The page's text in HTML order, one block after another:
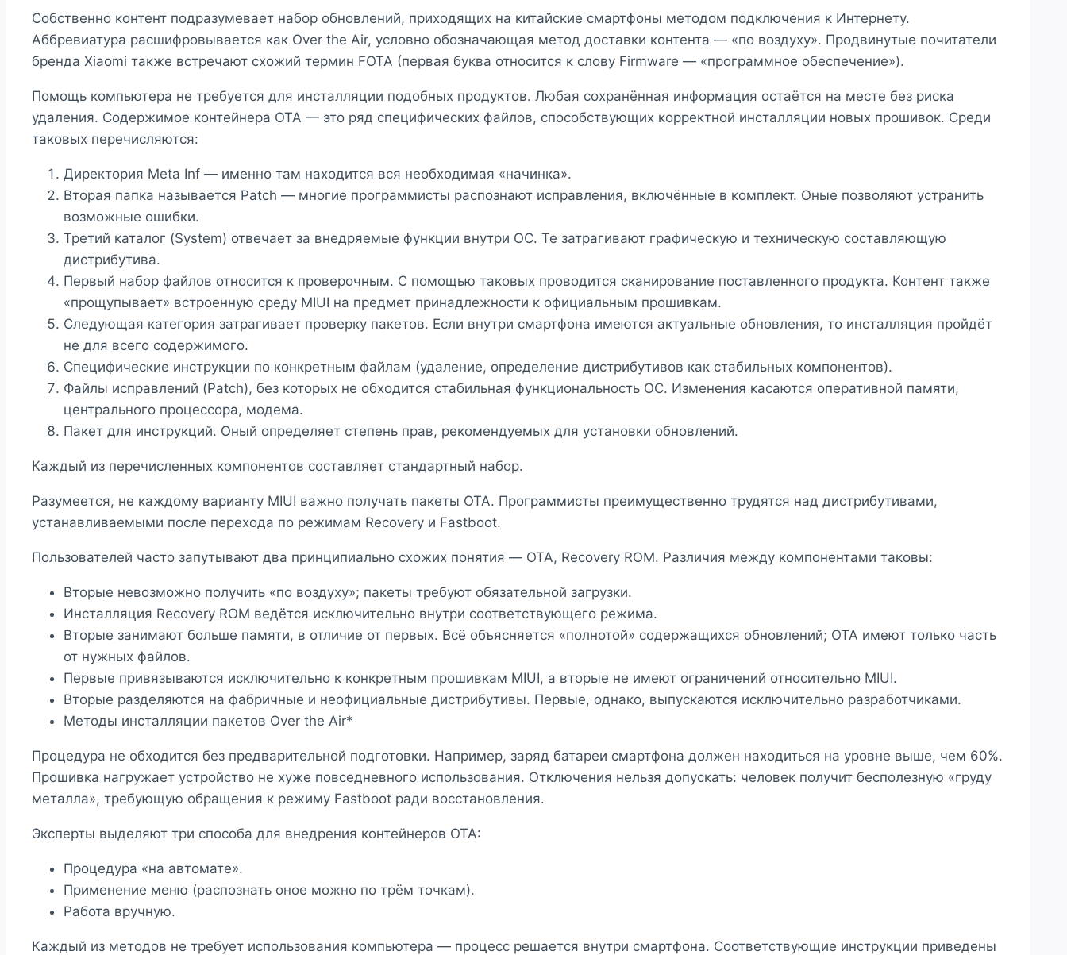
Собственно контент подразумевает набор обновлений, приходящих на китайские смартфоны методом подключения к Интернету.
Аббревиатура расшифровывается как Over the Air, условно обозначающая метод доставки контента — «по воздуху». Продвинутые почитатели
бренда Xiaomi также встречают схожий термин FOTA (первая буква относится к слову Firmware — «программное обеспечение»).
Помощь компьютера не требуется для инсталляции подобных продуктов. Любая сохранённая информация остаётся на месте без риска
удаления. Содержимое контейнера OTA — это ряд специфических файлов, способствующих корректной инсталляции новых прошивок. Среди
таковых перечисляются:
Директория Meta Inf — именно там находится вся необходимая «начинка».
Вторая папка называется Patch — многие программисты распознают исправления, включённые в комплект. Оные позволяют устранить
возможные ошибки.
Третий каталог (System) отвечает за внедряемые функции внутри ОС. Те затрагивают графическую и техническую составляющую
дистрибутива.
Первый набор файлов относится к проверочным. С помощью таковых проводится сканирование поставленного продукта. Контент также
«прощупывает» встроенную среду MIUI на предмет принадлежности к официальным прошивкам.
Следующая категория затрагивает проверку пакетов. Если внутри смартфона имеются актуальные обновления, то инсталляция пройдёт
не для всего содержимого.
Специфические инструкции по конкретным файлам (удаление, определение дистрибутивов как стабильных компонентов).
Файлы исправлений (Patch), без которых не обходится стабильная функциональность ОС. Изменения касаются оперативной памяти,
центрального процессора, модема.
Пакет для инструкций. Оный определяет степень прав, рекомендуемых для установки обновлений.
Каждый из перечисленных компонентов составляет стандартный набор.
Разумеется, не каждому варианту MIUI важно получать пакеты OTA. Программисты преимущественно трудятся над дистрибутивами,
устанавливаемыми после перехода по режимам Recovery и Fastboot.
Пользователей часто запутывают два принципиально схожих понятия — OTA, Recovery ROM. Различия между компонентами таковы:
Вторые невозможно получить «по воздуху»; пакеты требуют обязательной загрузки.
Инсталляция Recovery ROM ведётся исключительно внутри соответствующего режима.
Вторые занимают больше памяти, в отличие от первых. Всё объясняется «полнотой» содержащихся обновлений; OTA имеют только часть
от нужных файлов.
Первые привязываются исключительно к конкретным прошивкам MIUI, а вторые не имеют ограничений относительно MIUI.
Вторые разделяются на фабричные и неофициальные дистрибутивы. Первые, однако, выпускаются исключительно разработчиками.
Методы инсталляции пакетов Over the Air*
Процедура не обходится без предварительной подготовки. Например, заряд батареи смартфона должен находиться на уровне выше, чем 60%.
Прошивка нагружает устройство не хуже повседневного использования. Отключения нельзя допускать: человек получит бесполезную «груду
металла», требующую обращения к режиму Fastboot ради восстановления.
Эксперты выделяют три способа для внедрения контейнеров OTA:
Процедура «на автомате».
Применение меню (распознать оное можно по трём точкам).
Работа вручную.
Каждый из методов не требует использования компьютера — процесс решается внутри смартфона. Соответствующие инструкции приведены